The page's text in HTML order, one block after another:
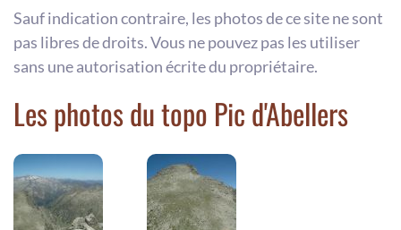
Sauf indication contraire, les photos de ce site ne sont
pas libres de droits. Vous ne pouvez pas les utiliser
sans une autorisation écrite du propriétaire.
Les photos du topo Pic d'Abellers